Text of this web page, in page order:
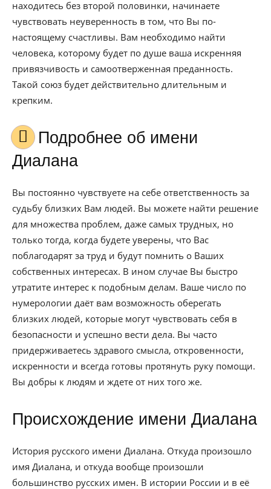
находитесь без второй половинки, начинаете
чувствовать неуверенность в том, что Вы по-
настоящему счастливы. Вам необходимо найти
человека, которому будет по душе ваша искренняя
привязчивость и самоотверженная преданность.
Такой союз будет действительно длительным и
крепким.
Подробнее об имени
Диалана
Вы постоянно чувствуете на себе ответственность за
судьбу близких Вам людей. Вы можете найти решение
для множества проблем, даже самых трудных, но
только тогда, когда будете уверены, что Вас
поблагодарят за труд и будут помнить о Ваших
собственных интересах. В ином случае Вы быстро
утратите интерес к подобным делам. Ваше число по
нумерологии даёт вам возможность оберегать
близких людей, которые могут чувствовать себя в
безопасности и успешно вести дела. Вы часто
придерживаетесь здравого смысла, откровенности,
искренности и всегда готовы протянуть руку помощи.
Вы добры к людям и ждете от них того же.
Происхождение имени Диалана
История русского имени Диалана. Откуда произошло
имя Диалана, и откуда вообще произошли
большинство русских имен. В истории России и в её